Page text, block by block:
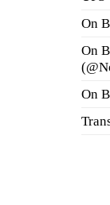
On
On
On